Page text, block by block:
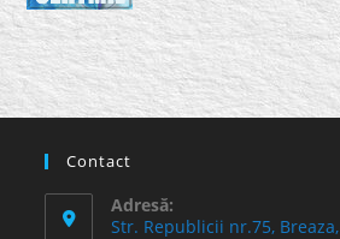
Contact
Adresă:
Str. Republicii nr.75,